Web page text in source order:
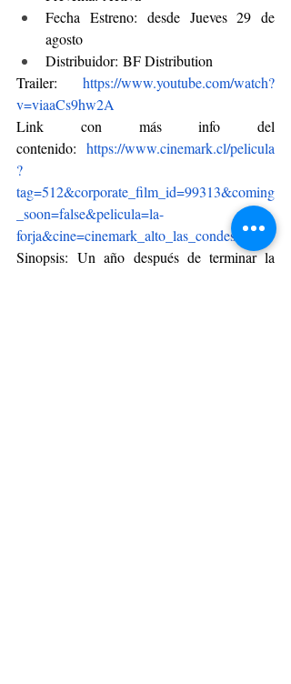
Fecha Estreno: desde Jueves 29 de
agosto
Distribuidor: BF Distribution
Trailer: https://www.youtube.com/watch?
v=viaaCs9hw2A
Link con más info del
contenido: https://www.cinemark.cl/pelicula
?
tag=512&corporate_film_id=99313&coming
_soon=false&pelicula=la-
forja&cine=cinemark_alto_las_condes
Sinopsis: Un año después de terminar la